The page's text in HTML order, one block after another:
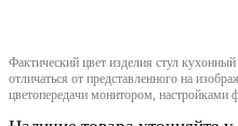
Фактический цвет изделия стул
отличаться от представленного на
цветопередачи монитором, настройками